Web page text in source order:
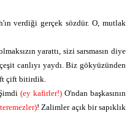
verdiği gerçek sözdür. O, mutlak
yarattı, sizi sarsmasın diye
canlıyı yaydı. Biz gökyüzünden
çift bitirdik.
(ey kafirler!)O'ndan başkasının
! Zalimler açık bir sapıklık